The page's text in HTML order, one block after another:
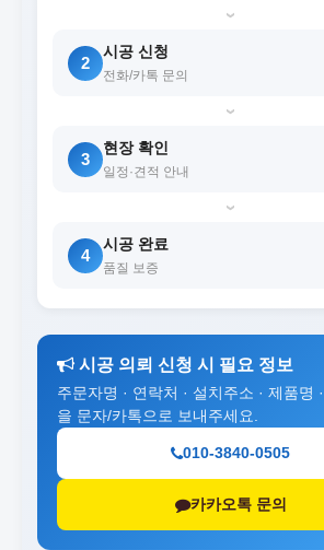
›
2
시공 신청
전화/카톡 문의
›
3
현장 확인
일정·견적 안내
›
4
시공 완료
품질 보증
시공 의뢰 신청 시 필요 정보
주문자명 · 연락처 · 설치주소 · 제품명
을 문자/카톡으로 보내주세요.
010-3840-0505
카카오톡 문의